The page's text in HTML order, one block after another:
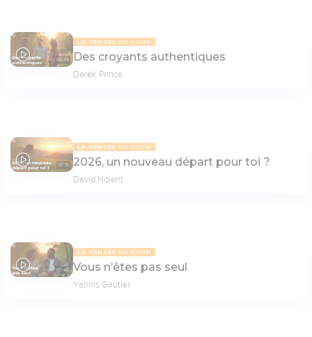
06:44
LA PENSÉE DU JOUR
Des croyants authentiques
Derek Prince
07:15
LA PENSÉE DU JOUR
2026, un nouveau départ pour toi ?
David Nolent
07:46
LA PENSÉE DU JOUR
Vous n’êtes pas seul
Yannis Gautier